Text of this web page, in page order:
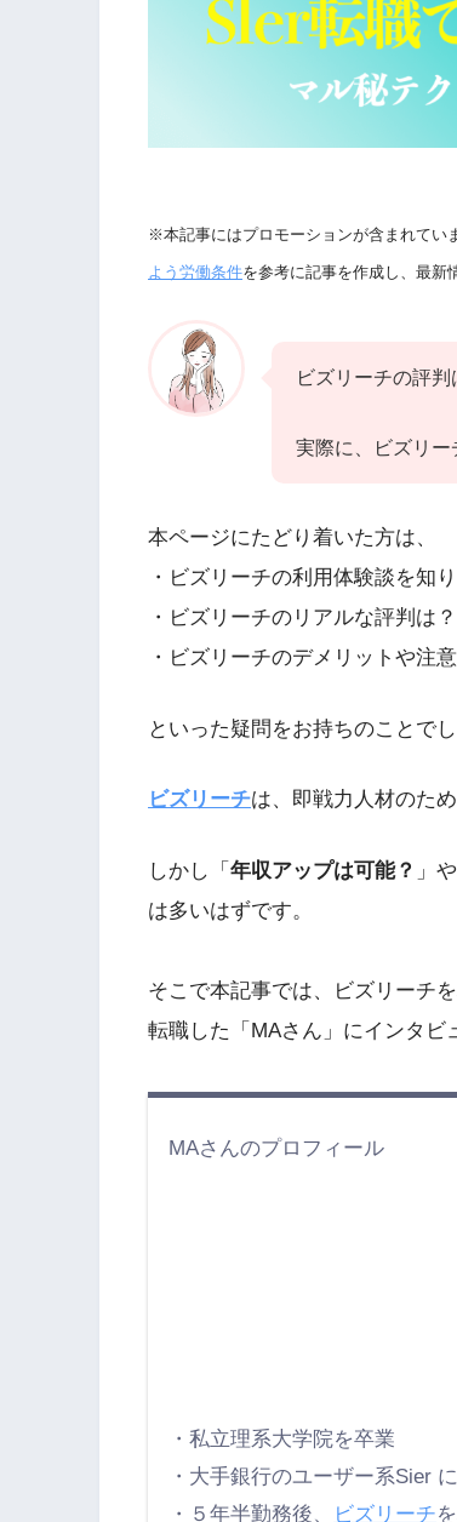
※本記事にはプロモーションが含まれてい
よう労働条件を参考に記事を作成し、最新
ビズリーチの評判
実際に、ビズリー
本ページにたどり着いた方は、
・ビズリーチの利用体験談を知
・ビズリーチのリアルな評判は？
・ビズリーチのデメリットや注
といった疑問をお持ちのことでし
ビズリーチは、即戦力人材のた
しかし「 年収アップは可能？ 」
は多いはずです。
そこで本記事では、ビズリーチ
転職した「MAさん」にインタビ
MAさんのプロフィール
・私立理系大学院を卒業
・大手銀行のユーザー系Sier
・５年半勤務後、
ビズリーチ